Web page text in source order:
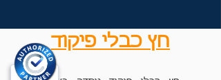
חץ כבלי פיקוד